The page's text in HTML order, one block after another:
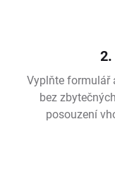
Vyplňte formulář
bez
posouzení